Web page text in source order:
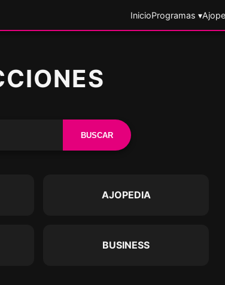
InicioProgramas ▾
BUSCAR
AJOPEDIA
BUSINESS